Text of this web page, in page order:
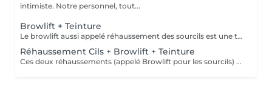
intimiste. Notre personnel, tout...
Browlift + Teinture
Le browlift aussi appelé réhaussement des sourcils est une technique pour discipliner les poils parfois broussailleux des sourcils, les rehausser et leur donner une jolie forme, il inclut d'office une teinture. C'est une dernière tendance dans la beauté du regard. Peut être associé à un réhaussement des cils pour un résultat plus spectaculaire. Tenue environ 4 semaines. Il est nécessaire d'avoir des sourcils fournis et ne pas avoir fait une teinture de ceux-ci dans les semaines précédentes.
Réhaussement Cils + Browlift + Teinture
Ces deux réhaussements (appelé Browlift pour les sourcils) vous donneront un look différent, votre regard sera doublement embelli. Vos sourcils doivent contenir assez de poils pour cette technique. Tenue 2-3 mois. Remarque: ne pas porter de mascara le jour du soin de préférence; pas de teinture de sourcils les 3 mois avant.